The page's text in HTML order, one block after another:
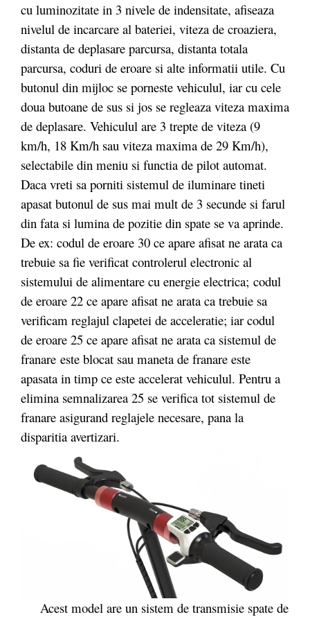
cu luminozitate in 3 nivele de indensitate, afiseaza
nivelul de incarcare al bateriei, viteza de croaziera,
distanta de deplasare parcursa, distanta totala
parcursa, coduri de eroare si alte informatii utile. Cu
butonul din mijloc se porneste vehiculul, iar cu cele
doua butoane de sus si jos se regleaza viteza maxima
de deplasare. Vehiculul are 3 trepte de viteza (9
km/h, 18 Km/h sau viteza maxima de 29 Km/h),
selectabile din meniu si functia de pilot automat.
Daca vreti sa porniti sistemul de iluminare tineti
apasat butonul de sus mai mult de 3 secunde si farul
din fata si lumina de pozitie din spate se va aprinde.
De ex: codul de eroare 30 ce apare afisat ne arata ca
trebuie sa fie verificat controlerul electronic al
sistemului de alimentare cu energie electrica; codul
de eroare 22 ce apare afisat ne arata ca trebuie sa
verificam reglajul clapetei de acceleratie; iar codul
de eroare 25 ce apare afisat ne arata ca sistemul de
franare este blocat sau maneta de franare este
apasata in timp ce este accelerat vehiculul. Pentru a
elimina semnalizarea 25 se verifica tot sistemul de
franare asigurand reglajele necesare, pana la
disparitia avertizari.
Acest model are un sistem de transmisie spate de